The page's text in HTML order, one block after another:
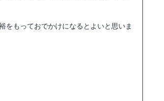
をもっておでかけになるとよいと思いま